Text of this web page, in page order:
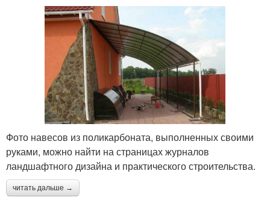
Фото навесов из поликарбоната, выполненных своими
руками, можно найти на страницах журналов
ландшафтного дизайна и практического строительства.
читать дальше →